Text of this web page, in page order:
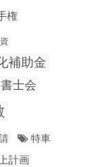
権
補助金
士会
特車
計画